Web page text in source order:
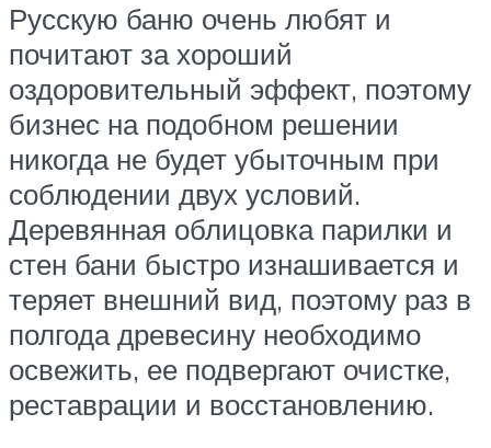
Русскую баню очень любят и
почитают за хороший
оздоровительный эффект, поэтому
бизнес на подобном решении
никогда не будет убыточным при
соблюдении двух условий.
Деревянная облицовка парилки и
стен бани быстро изнашивается и
теряет внешний вид, поэтому раз в
полгода древесину необходимо
освежить, ее подвергают очистке,
реставрации и восстановлению.